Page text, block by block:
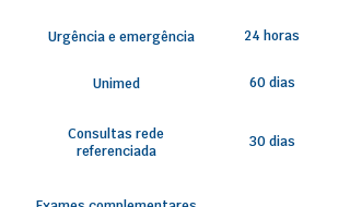
Urgência e emergência 24 horas
Unimed 60 dias
Consultas rede
referenciada
30 dias